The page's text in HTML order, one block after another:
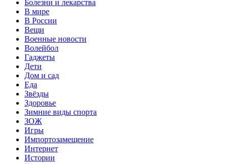
Болезни и лекарства
В мире
В России
Вещи
Военные новости
Волейбол
Гаджеты
Дети
Дом и сад
Еда
Звёзды
Здоровье
Зимние виды спорта
ЗОЖ
Игры
Импортозамещение
Интернет
Истории